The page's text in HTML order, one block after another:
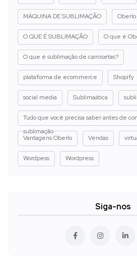
MÁQUINA DE SUBLIMAÇÃO Oberlo
O QUE É SUBLIMAÇÃO O que é
O que é sublimação de camisetas?
plataforma de ecommerce Shopify
social media Sublimaática
Tudo que você precisa saber antes de
sublimação
Vantagens Oberlo
Vendas
Wordpess Wordpress
Siga-nos